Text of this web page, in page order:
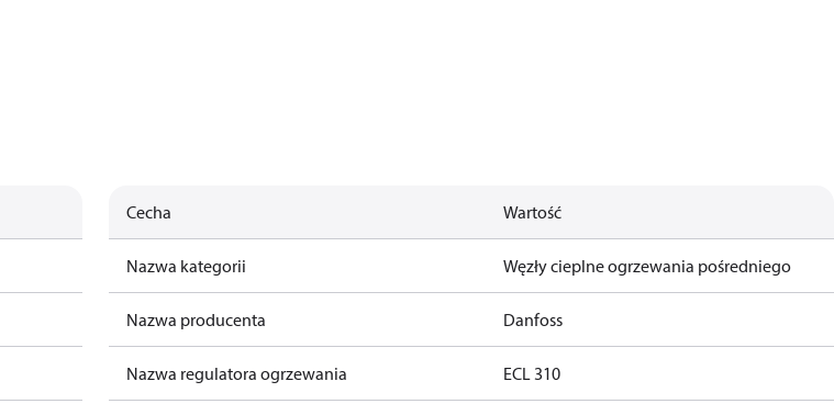
Cecha Wartość
Nazwa kategorii Węzły cieplne ogrzewania pośredniego
Nazwa producenta Danfoss
Nazwa regulatora ogrzewania ECL 310